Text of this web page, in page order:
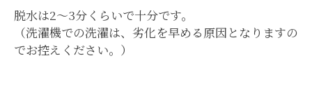
脱水は2～3分くらいで十分です。
（洗濯機での洗濯は、劣化を早める原因となりますの
でお控えください。）